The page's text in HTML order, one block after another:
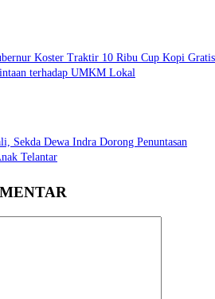
Koster Traktir 10 Ribu Cup Kopi Gratis
terhadap UMKM Lokal
Sekda Dewa Indra Dorong Penuntasan
Telantar